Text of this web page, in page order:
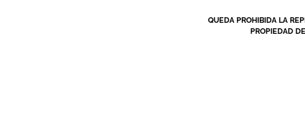
QUEDA PROHIBIDA LA
PROPIEDAD